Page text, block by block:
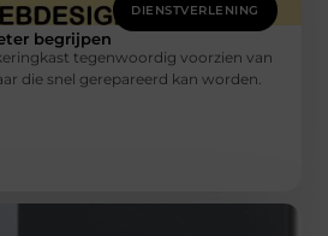
DIENSTVERLENING
begrijpen
tegenwoordig voorzien van
die snel gerepareerd kan worden.